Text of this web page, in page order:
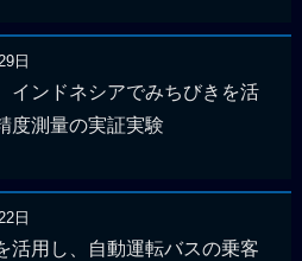
日
インドネシアでみちびきを活
度測量の実証実験
日
活用し、自動運転バスの乗客